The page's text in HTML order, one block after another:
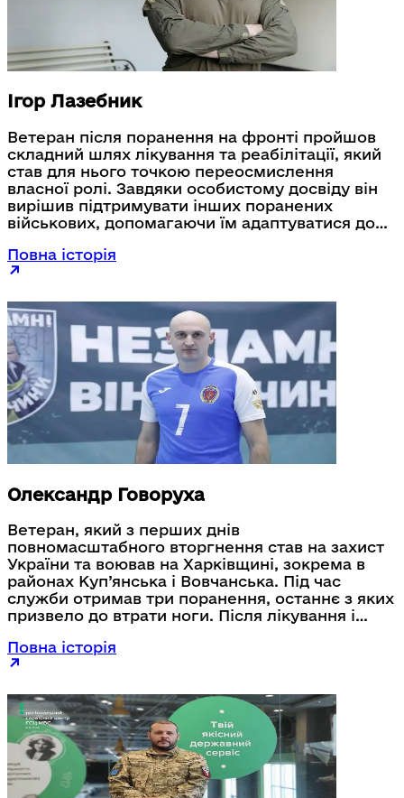
Ігор Лазебник
Ветеран після поранення на фронті пройшов
складний шлях лікування та реабілітації, який
став для нього точкою переосмислення
власної ролі. Завдяки особистому досвіду він
вирішив підтримувати інших поранених
військових, допомагаючи їм адаптуватися до
команді супровідників Головного медичного
клінічного центру МВС. Його історія про силу
поруч із тими, хто проходить шлях
відновлення.
Повна історія
Олександр Говоруха
Ветеран, який з перших днів
повномасштабного вторгнення став на захист
України та воював на Харківщині, зокрема в
районах Куп’янська і Вовчанська. Під час
служби отримав три поранення, останнє з яких
призвело до втрати ноги. Після лікування і
системі МВС, став викладачем Харківського
національного університету внутрішніх справ і
адаптивному спорті.
Повна історія